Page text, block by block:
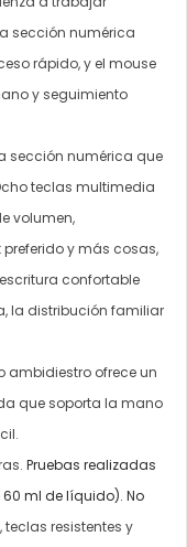
sección numérica
rápido, y el mouse
y seguimiento
sección numérica que
teclas multimedia
volumen,
y más cosas,
confortable
la distribución familiar
ambidiestro ofrece un
que soporta la mano
Pruebas realizadas
ml de líquido). No
, teclas resistentes y